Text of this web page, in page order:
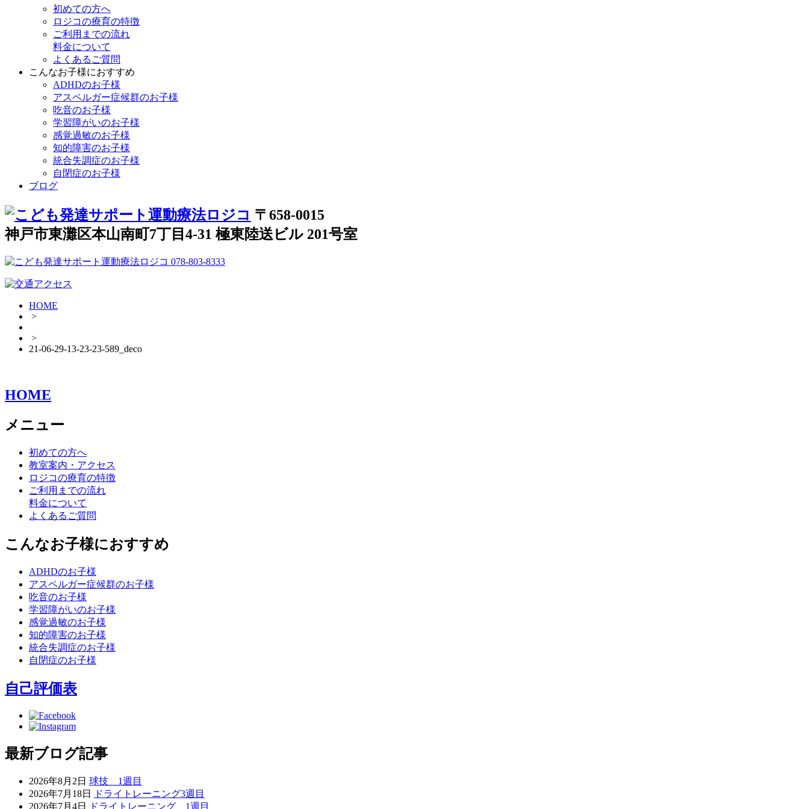
初めての方へ
ロジコの療育の特徴
ご利用までの流れ
料金について
よくあるご質問
こんなお子様におすすめ
ADHDのお子様
アスペルガー症候群のお子様
吃音のお子様
学習障がいのお子様
感覚過敏のお子様
知的障害のお子様
統合失調症のお子様
自閉症のお子様
ブログ
〒658-0015
神戸市東灘区本山南町7丁目4-31 極東陸送ビル 201号室
HOME
>
>
21-06-29-13-23-23-589_deco
HOME
メニュー
初めての方へ
教室案内・アクセス
ロジコの療育の特徴
ご利用までの流れ
料金について
よくあるご質問
こんなお子様におすすめ
ADHDのお子様
アスペルガー症候群のお子様
吃音のお子様
学習障がいのお子様
感覚過敏のお子様
知的障害のお子様
統合失調症のお子様
自閉症のお子様
自己評価表
最新ブログ記事
2026年8月2日 球技 1週目
2026年7月18日
ドライトレーニング3週目
2026年7月4日
ドライトレーニング 1週目